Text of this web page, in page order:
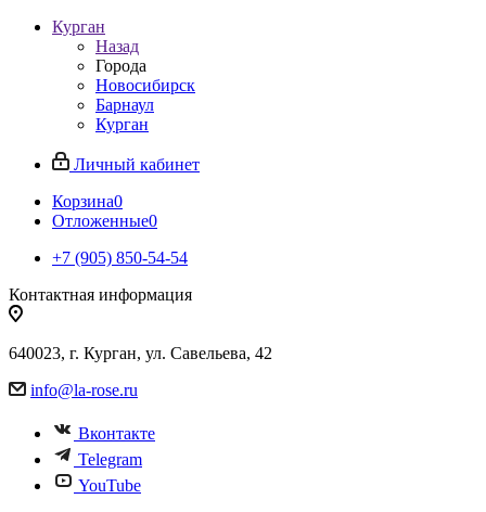
Курган
Назад
Города
Новосибирск
Барнаул
Курган
Личный кабинет
Корзина0
Отложенные0
+7 (905) 850-54-54
Контактная информация
640023, г. Курган, ул. Савельева, 42
info@la-rose.ru
Вконтакте
Telegram
YouTube